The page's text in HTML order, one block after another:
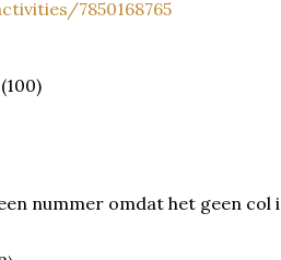
7850168765
nummer omdat het geen col